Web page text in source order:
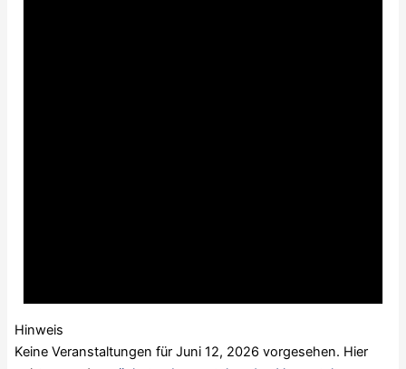
Hinweis
Keine Veranstaltungen für Juni 12, 2026 vorgesehen. Hier